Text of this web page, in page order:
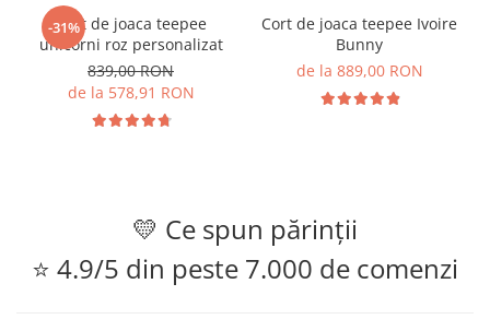
-31%
Cort de joaca teepee
unicorni roz personalizat
839,00 RON
de la 578,91 RON
Cort de joaca teepee Ivoire
Bunny
de la 889,00 RON
💛 Ce spun părinții
⭐ 4.9/5 din peste 7.000 de comenzi